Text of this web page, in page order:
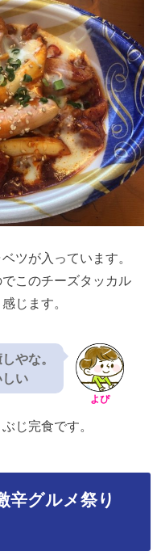
ツが入っています。
このチーズタッカル
じます。
よぴ
やな。
い
じ完食です。
辛グルメ祭り